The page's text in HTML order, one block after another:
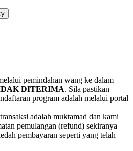
pemindahan wang ke dalam
DITERIMA. Sila pastikan
program adalah melalui portal
adalah muktamad dan kami
pemulangan (refund) sekiranya
pembayaran seperti yang telah